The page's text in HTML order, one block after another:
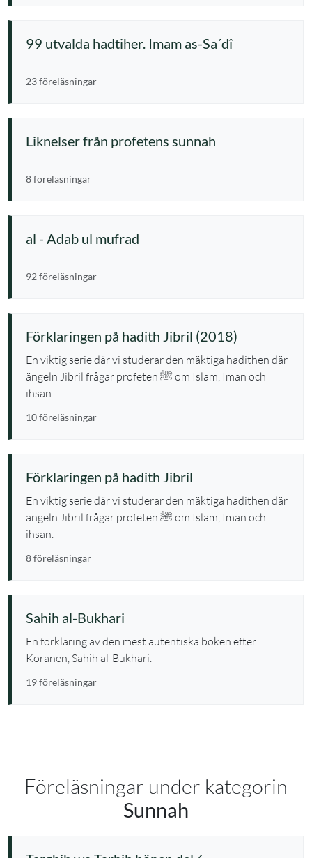
99 utvalda hadtiher. Imam as-Sa´dî
23 föreläsningar
Liknelser från profetens sunnah
8 föreläsningar
al - Adab ul mufrad
92 föreläsningar
Förklaringen på hadith Jibril (2018)
En viktig serie där vi studerar den mäktiga hadithen där
ängeln Jibril frågar profeten ﷺ om Islam, Iman och
ihsan.
10 föreläsningar
Förklaringen på hadith Jibril
En viktig serie där vi studerar den mäktiga hadithen där
ängeln Jibril frågar profeten ﷺ om Islam, Iman och
ihsan.
8 föreläsningar
Sahih al-Bukhari
En förklaring av den mest autentiska boken efter
Koranen, Sahih al-Bukhari.
19 föreläsningar
Föreläsningar under kategorin
Sunnah